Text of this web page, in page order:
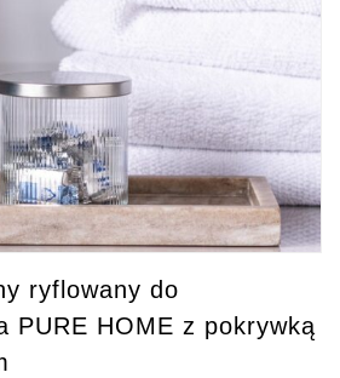
ryflowany do
PURE HOME z pokrywką